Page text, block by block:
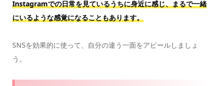
Instagramでの日常を見ているうちに身近に感じ、まるで一緒
にいるような感覚になることもあります。
SNSを効果的に使って、自分の違う一面をアピールしましょ
う。